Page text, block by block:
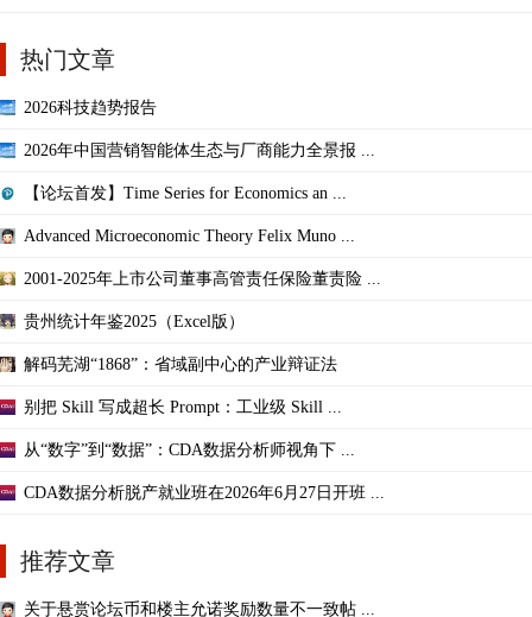
热门文章
2026科技趋势报告
2026年中国营销智能体生态与厂商能力全景报 ...
【论坛首发】Time Series for Economics an ...
Advanced Microeconomic Theory Felix Muno ...
2001-2025年上市公司董事高管责任保险董责险 ...
贵州统计年鉴2025（Excel版）
解码芜湖“1868”：省域副中心的产业辩证法
别把 Skill 写成超长 Prompt：工业级 Skill ...
从“数字”到“数据”：CDA数据分析师视角下 ...
CDA数据分析脱产就业班在2026年6月27日开班 ...
推荐文章
关于悬赏论坛币和楼主允诺奖励数量不一致帖 ...